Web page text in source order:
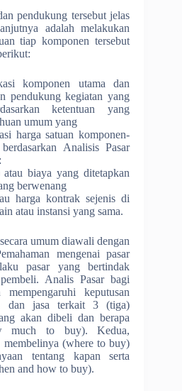
pendukung tersebut jelas
adalah melakukan
tiap komponen tersebut
komponen utama dan
pendukung kegiatan yang
ketentuan yang
umum yang
harga satuan komponen-
Analisis Pasar
atau biaya yang ditetapkan
berwenang
harga kontrak sejenis di
atau instansi yang sama.
umum diawali dengan
mengenai pasar
pasar yang bertindak
Analis Pasar bagi
keputusan
dan jasa terkait 3 (tiga)
akan dibeli dan berapa
much to buy). Kedua,
membelinya (where to buy)
tentang kapan serta
and how to buy).